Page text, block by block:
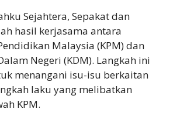
Sejahtera, Sepakat dan
hasil kerjasama antara
Malaysia (KPM) dan
Negeri (KDM). Langkah ini
menangani isu-isu berkaitan
laku yang melibatkan
KPM.